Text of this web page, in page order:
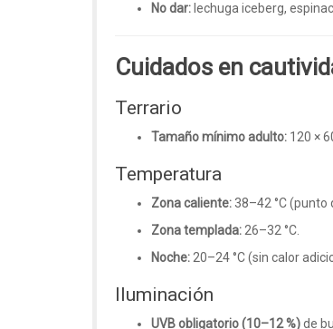
No dar: lechuga iceberg,
Cuidados en
Terrario
Tamaño mínimo adulto: 120 ×
Temperatura
Zona caliente: 38–42 °C (punto
Zona templada: 26–32 °C.
Noche: 20–24 °C (sin calor
Iluminación
UVB obligatorio (10–12 %)de